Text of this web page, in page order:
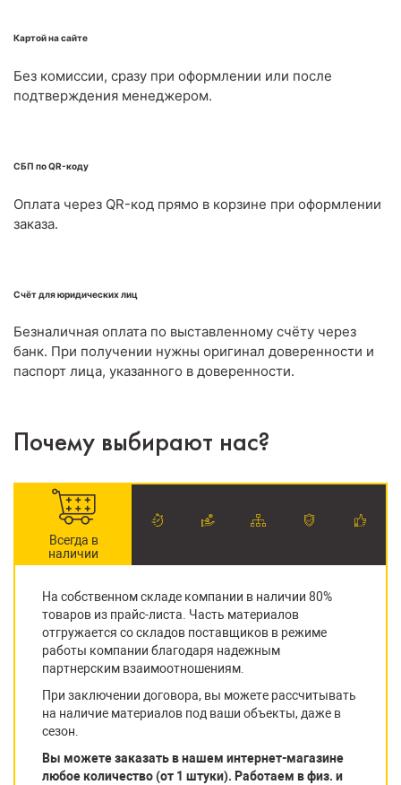
Картой на сайте
Без комиссии, сразу при оформлении или после
подтверждения менеджером.
СБП по QR-коду
Оплата через QR-код прямо в корзине при оформлении
заказа.
Счёт для юридических лиц
Безналичная оплата по выставленному счёту через
банк. При получении нужны оригинал доверенности и
паспорт лица, указанного в доверенности.
Почему выбирают нас?
Всегда в
наличии
На собственном складе компании в наличии 80%
товаров из прайс-листа. Часть материалов
отгружается со складов поставщиков в режиме
работы компании благодаря надежным
партнерским взаимоотношениям.
При заключении договора, вы можете рассчитывать
на наличие материалов под ваши объекты, даже в
сезон.
Вы можете заказать в нашем интернет-магазине
любое количество (от 1 штуки). Работаем в физ. и